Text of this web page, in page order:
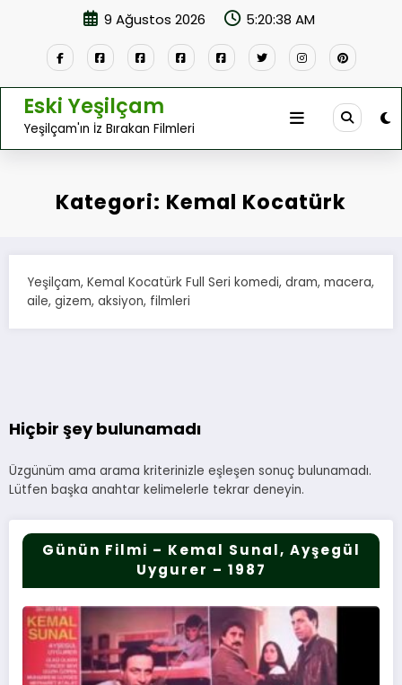
9 Ağustos 2026 5:20:38 AM
Eski Yeşilçam
Yeşilçam'ın İz Bırakan Filmleri
Kategori: Kemal Kocatürk
Yeşilçam, Kemal Kocatürk Full Seri komedi, dram, macera,
aile, gizem, aksiyon, filmleri
Hiçbir şey bulunamadı
Üzgünüm ama arama kriterinizle eşleşen sonuç bulunamadı.
Lütfen başka anahtar kelimelerle tekrar deneyin.
Günün Filmi – Kemal Sunal, Ayşegül
Uygurer – 1987